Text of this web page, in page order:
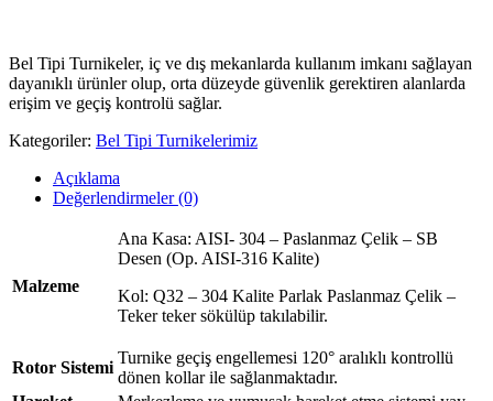
Bel Tipi Turnikeler, iç ve dış mekanlarda kullanım imkanı sağlayan
dayanıklı ürünler olup, orta düzeyde güvenlik gerektiren alanlarda
erişim ve geçiş kontrolü sağlar.
Kategoriler: Bel Tipi Turnikelerimiz
Açıklama
Değerlendirmeler (0)
Malzeme
Ana Kasa: AISI- 304 – Paslanmaz Çelik – SB
Desen (Op. AISI-316 Kalite)
Kol: Q32 – 304 Kalite Parlak Paslanmaz Çelik –
Teker teker sökülüp takılabilir.
Rotor Sistemi
Turnike geçiş engellemesi 120° aralıklı kontrollü
dönen kollar ile sağlanmaktadır.